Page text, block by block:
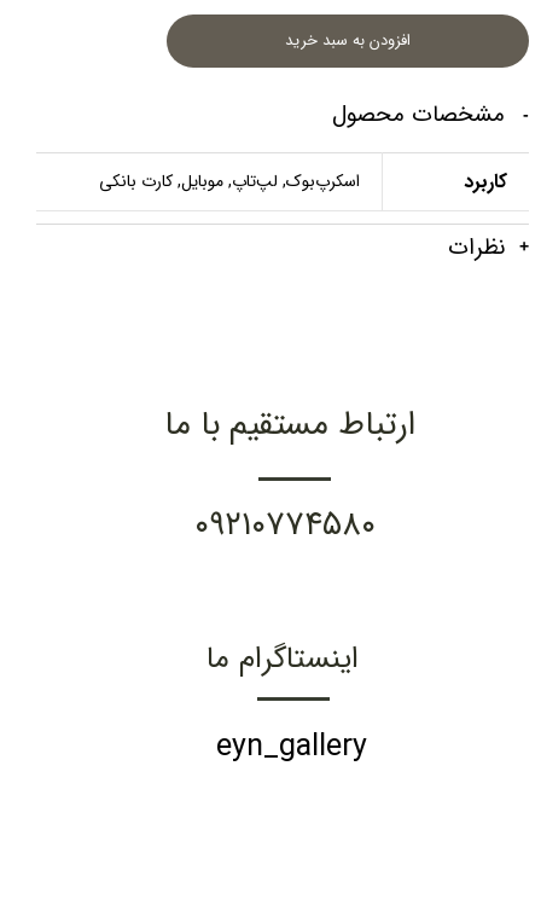
افزودن به سبد خرید
مشخصات محصول
کاربرد اسکرپ‌بوک, لپ‌تاپ, موبایل, کارت بانکی
نظرات
ارتباط مستقیم با ما
۰۹۲۱۰۷۷۴۵۸۰
اینستاگرام ما
eyn_gallery